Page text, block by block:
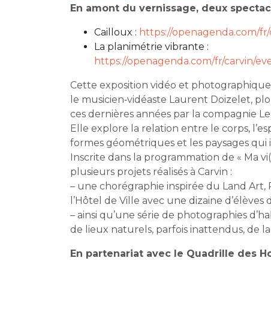
En amont du vernissage, deux
Cailloux : https://openagenda.com/
La planimétrie vibrante :
https://openagenda.com/fr/carvin/
Cette exposition vidéo et
le musicien‑vidéaste Laurent Doizelet,
ces dernières années par la compagnie
Elle explore la relation entre le corps,
formes géométriques et les paysages
Inscrite dans la programmation de « Ma
plusieurs projets réalisés à Carvin :
– une chorégraphie inspirée du Land
l’Hôtel de Ville avec une dizaine
– ainsi qu’une série de photographies
de lieux naturels, parfois inattendus, de la
En partenariat avec le Quadrille des